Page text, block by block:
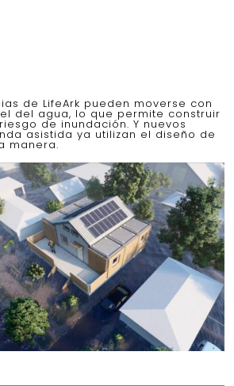
de LifeArk pueden moverse con
del agua, lo que permite construir
de inundación. Y nuevos
asistida ya utilizan el diseño de
manera.